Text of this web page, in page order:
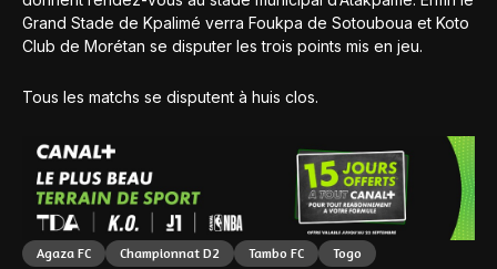
Grand Stade de Kpalimé verra Foukpa de Sotouboua et Koto
Club de Morétan se disputer les trois points mis en jeu.
Tous les matchs se disputent à huis clos.
Agaza FC Championnat D2 Tambo FC Togo